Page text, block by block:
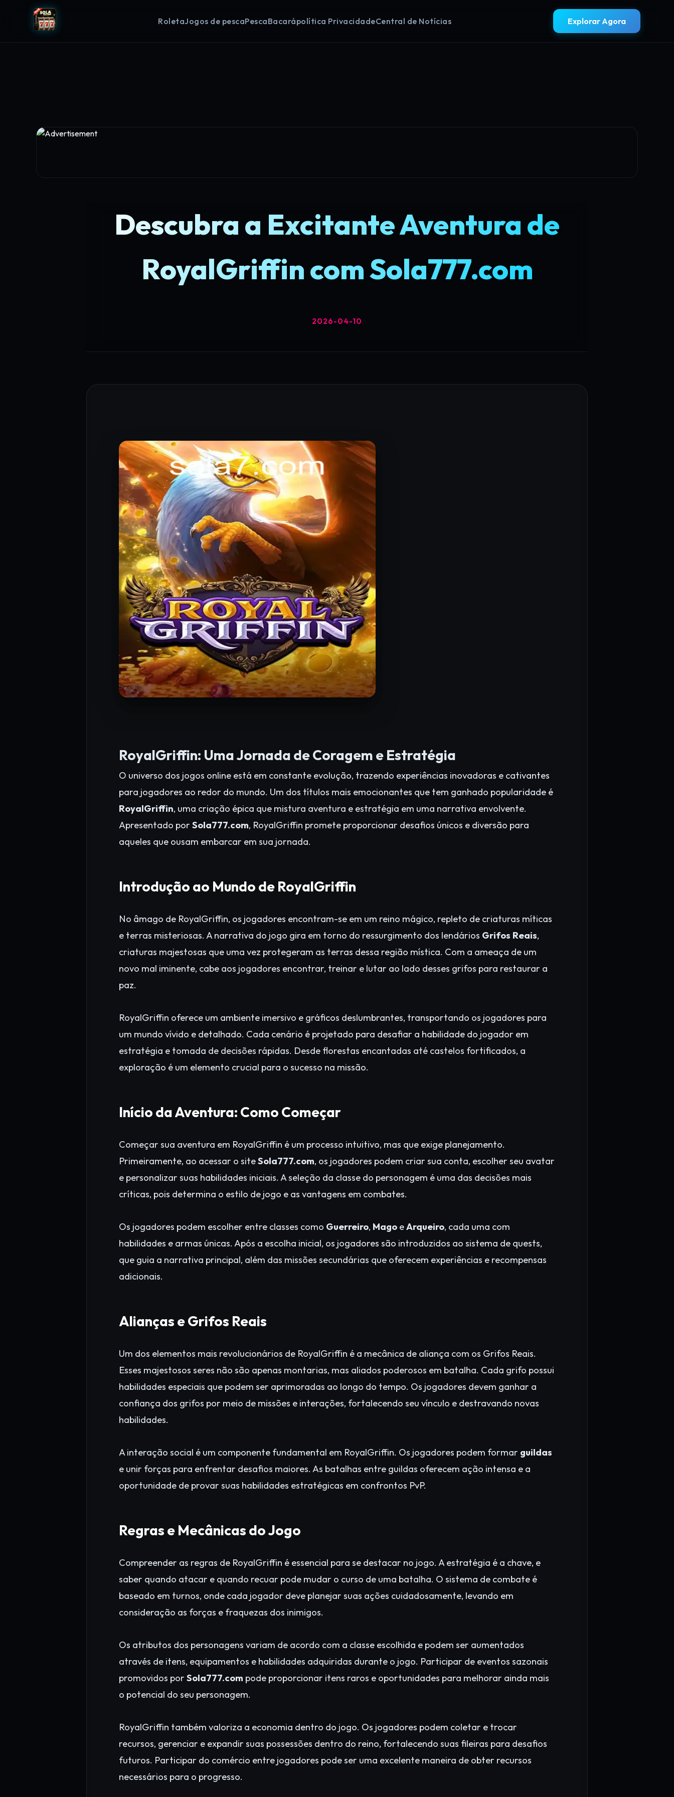
RoletaJogos de pescaPescaBacarápolítica PrivacidadeCentral de Notícias Explorar Agora
Descubra a Excitante Aventura de
RoyalGriffin com Sola777.com
2026-04-10
RoyalGriffin: Uma Jornada de Coragem e Estratégia
O universo dos jogos online está em constante evolução, trazendo experiências inovadoras e cativantes
para jogadores ao redor do mundo. Um dos títulos mais emocionantes que tem ganhado popularidade é
RoyalGriffin, uma criação épica que mistura aventura e estratégia em uma narrativa envolvente.
Apresentado por Sola777.com, RoyalGriffin promete proporcionar desafios únicos e diversão para
aqueles que ousam embarcar em sua jornada.
Introdução ao Mundo de RoyalGriffin
No âmago de RoyalGriffin, os jogadores encontram-se em um reino mágico, repleto de criaturas míticas
e terras misteriosas. A narrativa do jogo gira em torno do ressurgimento dos lendários Grifos Reais,
criaturas majestosas que uma vez protegeram as terras dessa região mística. Com a ameaça de um
novo mal iminente, cabe aos jogadores encontrar, treinar e lutar ao lado desses grifos para restaurar a
paz.
RoyalGriffin oferece um ambiente imersivo e gráficos deslumbrantes, transportando os jogadores para
um mundo vívido e detalhado. Cada cenário é projetado para desafiar a habilidade do jogador em
estratégia e tomada de decisões rápidas. Desde florestas encantadas até castelos fortificados, a
exploração é um elemento crucial para o sucesso na missão.
Início da Aventura: Como Começar
Começar sua aventura em RoyalGriffin é um processo intuitivo, mas que exige planejamento.
Primeiramente, ao acessar o siteSola777.com, os jogadores podem criar sua conta, escolher seu avatar
e personalizar suas habilidades iniciais. A seleção da classe do personagem é uma das decisões mais
críticas, pois determina o estilo de jogo e as vantagens em combates.
Os jogadores podem escolher entre classes como Guerreiro, Mago eArqueiro, cada uma com
habilidades e armas únicas. Após a escolha inicial, os jogadores são introduzidos ao sistema de quests,
que guia a narrativa principal, além das missões secundárias que oferecem experiências e recompensas
adicionais.
Alianças e Grifos Reais
Um dos elementos mais revolucionários de RoyalGriffin é a mecânica de aliança com os Grifos Reais.
Esses majestosos seres não são apenas montarias, mas aliados poderosos em batalha. Cada grifo possui
habilidades especiais que podem ser aprimoradas ao longo do tempo. Os jogadores devem ganhar a
confiança dos grifos por meio de missões e interações, fortalecendo seu vínculo e destravando novas
habilidades.
A interação social é um componente fundamental em RoyalGriffin. Os jogadores podem formar guildas
e unir forças para enfrentar desafios maiores. As batalhas entre guildas oferecem ação intensa e a
oportunidade de provar suas habilidades estratégicas em confrontos PvP.
Regras e Mecânicas do Jogo
Compreender as regras de RoyalGriffin é essencial para se destacar no jogo. A estratégia é a chave, e
saber quando atacar e quando recuar pode mudar o curso de uma batalha. O sistema de combate é
baseado em turnos, onde cada jogador deve planejar suas ações cuidadosamente, levando em
consideração as forças e fraquezas dos inimigos.
Os atributos dos personagens variam de acordo com a classe escolhida e podem ser aumentados
através de itens, equipamentos e habilidades adquiridas durante o jogo. Participar de eventos sazonais
promovidos por Sola777.com pode proporcionar itens raros e oportunidades para melhorar ainda mais
o potencial do seu personagem.
RoyalGriffin também valoriza a economia dentro do jogo. Os jogadores podem coletar e trocar
recursos, gerenciar e expandir suas possessões dentro do reino, fortalecendo suas fileiras para desafios
futuros. Participar do comércio entre jogadores pode ser uma excelente maneira de obter recursos
necessários para o progresso.